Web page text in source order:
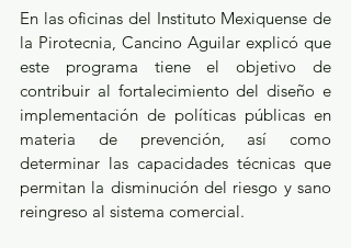
En las oficinas del Instituto Mexiquense de
la Pirotecnia, Cancino Aguilar explicó que
este programa tiene el objetivo de
contribuir al fortalecimiento del diseño e
implementación de políticas públicas en
materia de prevención, así como
determinar las capacidades técnicas que
permitan la disminución del riesgo y sano
reingreso al sistema comercial.